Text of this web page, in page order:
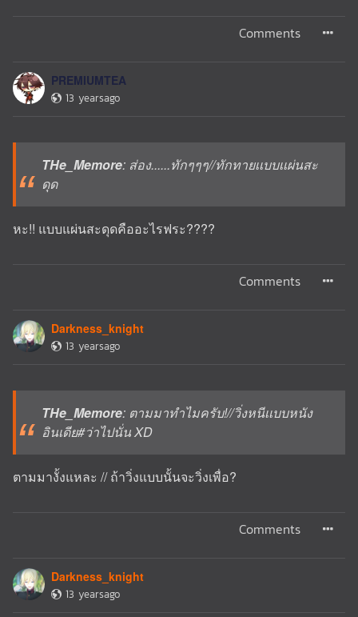
Comments
PREMIUMTEA
13 yearsago
THe_Memore: ส่อง......ทักๆๆๆ//ทักทายเเบบเเผ่นสะ
ดุด
หะ!! แบบแผ่นสะดุดคืออะไรฟระ????
Comments
Darkness_knight
13 yearsago
THe_Memore: ตามมาทำไมครับ!//วิ่งหนีเเบบหนัง
อินเดีย#ว่าไปนั่น XD
ตามมางั้งแหละ // ถ้าวิ่งแบบนั้นจะวิ่งเพื่อ?
Comments
Darkness_knight
13 yearsago